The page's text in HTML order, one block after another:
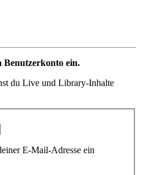
Benutzerkonto ein.
du Live und Library-Inhalte
E-Mail-Adresse ein